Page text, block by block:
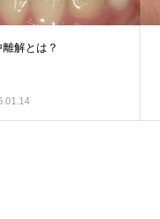
離解とは？